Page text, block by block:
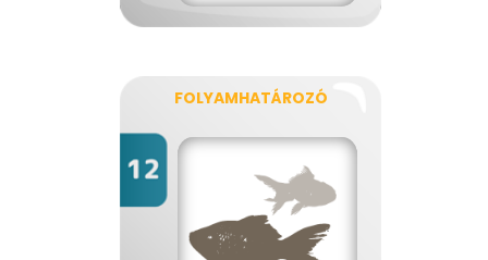
FOLYAMHATÁROZÓ